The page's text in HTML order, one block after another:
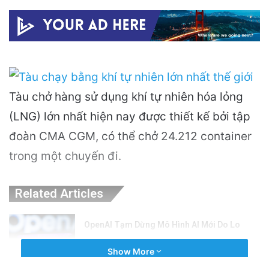
Tàu chở hàng sử dụng khí tự nhiên hóa lỏng
(LNG) lớn nhất hiện nay được thiết kế bởi tập
đoàn CMA CGM, có thể chở 24.212 container
trong một chuyến đi.
Related Articles
OpenAI Tạm Dừng Mô Hình AI Mới Do Lo
Show More